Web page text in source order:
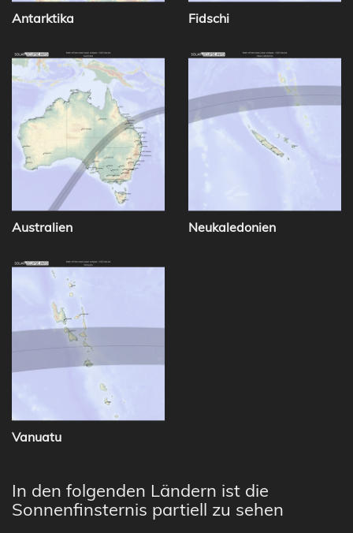
Antarktika Fidschi
Australien Neukaledonien
Vanuatu
In den folgenden Ländern ist die
Sonnenfinsternis partiell zu sehen